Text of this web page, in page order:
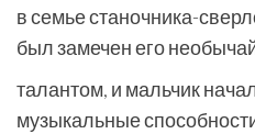
в семье станочника-
был замечен его
талантом, и мальчик
музыкальные